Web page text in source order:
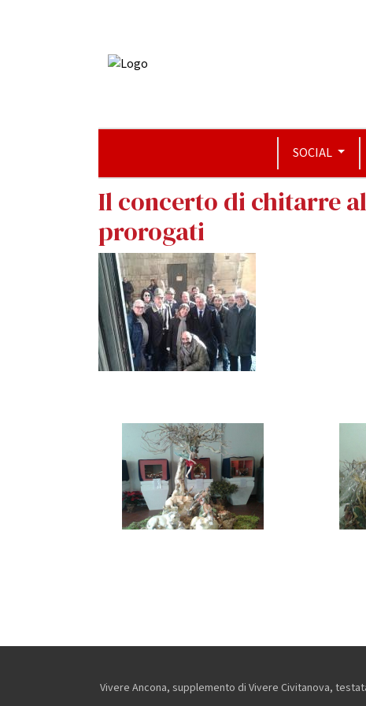
SOCIAL
Il concerto di chitarre
prorogati
Vivere Ancona, supplemento di Vivere Civitanova,